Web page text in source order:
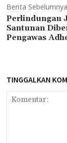
Berita Sebelumnya
Perlindungan
Santunan
Pengawas
TINGGALKAN